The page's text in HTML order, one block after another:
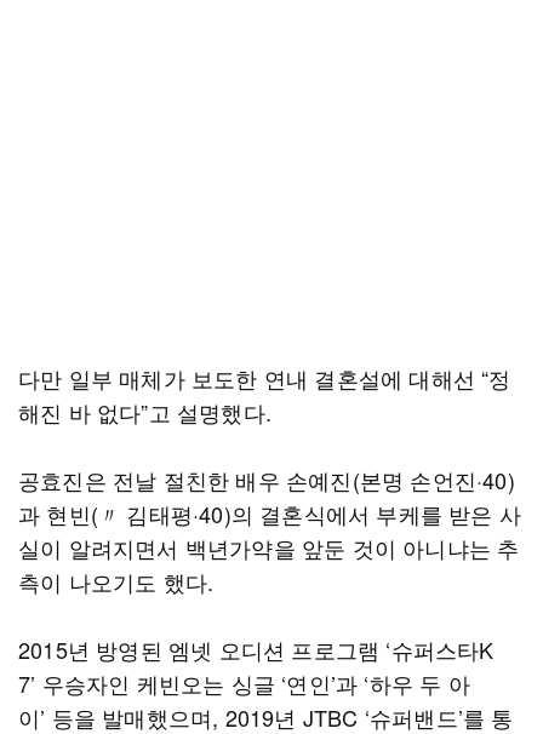
다만 일부 매체가 보도한 연내 결혼설에 대해선 “정
해진 바 없다”고 설명했다.
공효진은 전날 절친한 배우 손예진(본명 손언진·40)
과 현빈(〃 김태평·40)의 결혼식에서 부케를 받은 사
실이 알려지면서 백년가약을 앞둔 것이 아니냐는 추
측이 나오기도 했다.
2015년 방영된 엠넷 오디션 프로그램 ‘슈퍼스타K
7’ 우승자인 케빈오는 싱글 ‘연인’과 ‘하우 두 아
이’ 등을 발매했으며, 2019년 JTBC ‘슈퍼밴드’를 통